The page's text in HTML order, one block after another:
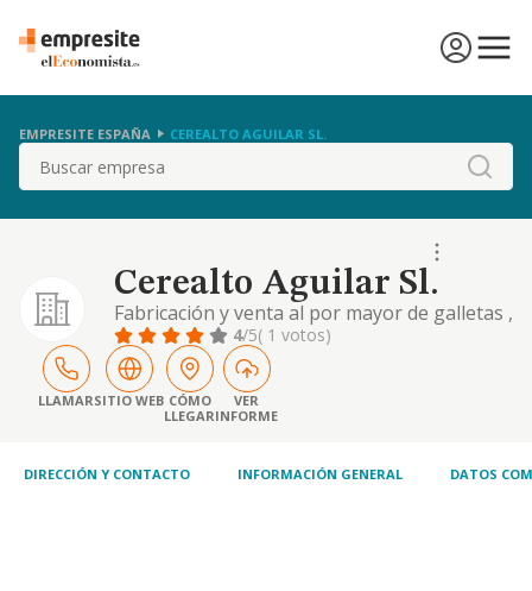
EMPRESITE ESPAÑA CEREALTO AGUILAR SL.
Buscar
Cerealto Aguilar Sl.
Fabricación y venta al por mayor de galletas ,
pan de molde y cereales
4/5( 1 votos)
LLAMARSITIO WEB CÓMO
LLEGAR
VER
INFORME
DIRECCIÓN Y CONTACTO INFORMACIÓN GENERAL DATOS